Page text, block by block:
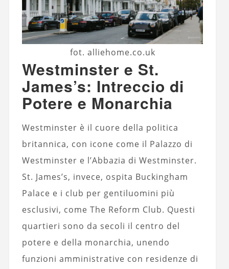
fot. alliehome.co.uk
Westminster e St.
James’s: Intreccio di
Potere e Monarchia
Westminster è il cuore della politica
britannica, con icone come il Palazzo di
Westminster e l’Abbazia di Westminster.
St. James’s, invece, ospita Buckingham
Palace e i club per gentiluomini più
esclusivi, come The Reform Club. Questi
quartieri sono da secoli il centro del
potere e della monarchia, unendo
funzioni amministrative con residenze di